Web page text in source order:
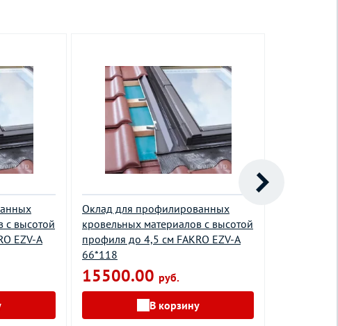
с высотой
EZV-A
Оклад для профилированных
кровельных материалов с высотой
профиля до 4,5 см FAKRO EZV-A
66*118
15500.00 руб.
В корзину